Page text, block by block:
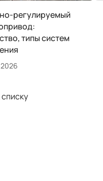
регулируемый
типы систем
2026